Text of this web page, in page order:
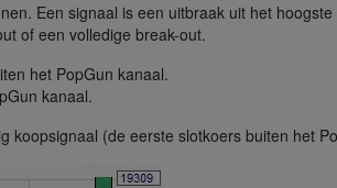
Een signaal is een uitbraak uit het
of een volledige break-out.
het PopGun kanaal.
kanaal.
koopsignaal (de eerste slotkoers buiten het